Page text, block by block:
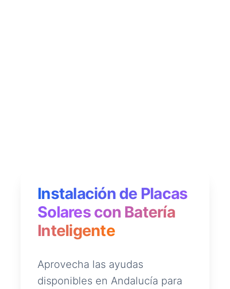
Instalación de Placas
Solares con Batería
Inteligente
Aprovecha las ayudas
disponibles en Andalucía para